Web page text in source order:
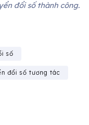
đổi số thành công.
số
đổi số tương tác